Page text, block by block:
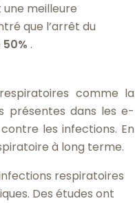
meilleure
que l’arrêt du
50% .
comme la
présentes dans les e-
les infections. En
à long terme.
respiratoires
Des études ont